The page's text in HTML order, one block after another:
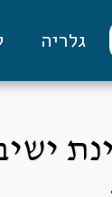
גלריה
6 כסאות